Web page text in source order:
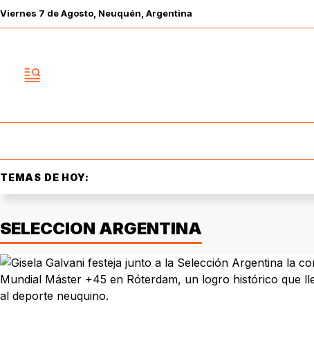
Viernes 7 deAgosto , Neuquén, Argentina
TEMAS DE HOY:
SELECCION ARGENTINA